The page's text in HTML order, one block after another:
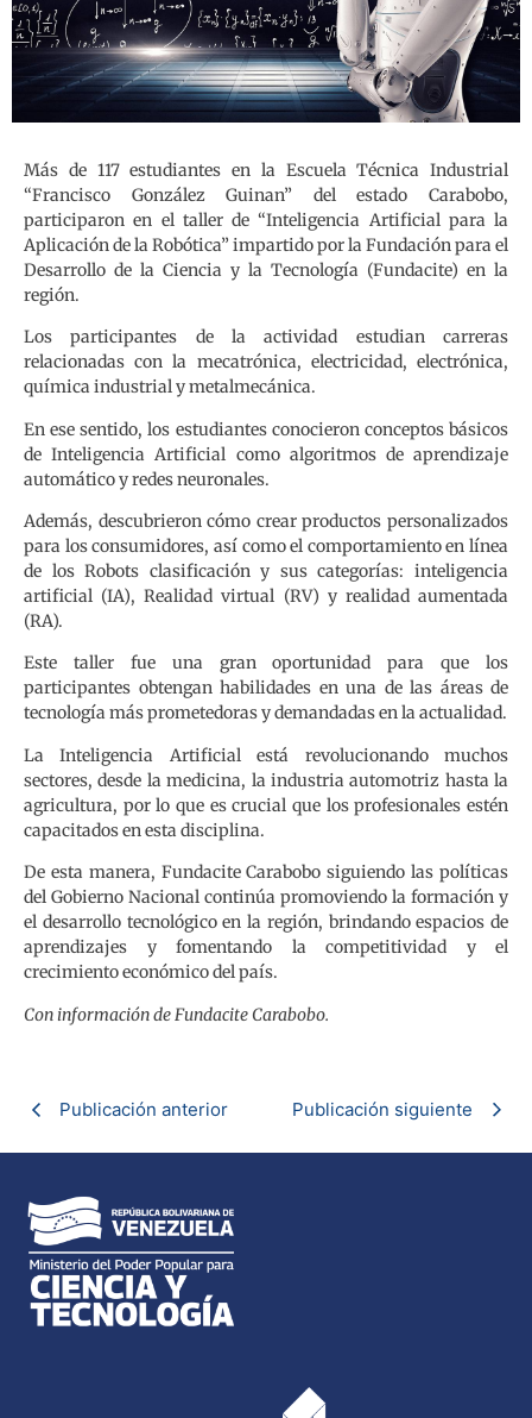
Más de 117 estudiantes en la Escuela Técnica Industrial
“Francisco González Guinan” del estado Carabobo,
participaron en el taller de “Inteligencia Artificial para la
Aplicación de la Robótica” impartido por la Fundación para el
Desarrollo de la Ciencia y la Tecnología (Fundacite) en la
región.
Los participantes de la actividad estudian carreras
relacionadas con la mecatrónica, electricidad, electrónica,
química industrial y metalmecánica.
En ese sentido, los estudiantes conocieron conceptos básicos
de Inteligencia Artificial como algoritmos de aprendizaje
automático y redes neuronales.
Además, descubrieron cómo crear productos personalizados
para los consumidores, así como el comportamiento en línea
de los Robots clasificación y sus categorías: inteligencia
artificial (IA), Realidad virtual (RV) y realidad aumentada
(RA).
Este taller fue una gran oportunidad para que los
participantes obtengan habilidades en una de las áreas de
tecnología más prometedoras y demandadas en la actualidad.
La Inteligencia Artificial está revolucionando muchos
sectores, desde la medicina, la industria automotriz hasta la
agricultura, por lo que es crucial que los profesionales estén
capacitados en esta disciplina.
De esta manera, Fundacite Carabobo siguiendo las políticas
del Gobierno Nacional continúa promoviendo la formación y
el desarrollo tecnológico en la región, brindando espacios de
aprendizajes y fomentando la competitividad y el
crecimiento económico del país.
Con información de Fundacite Carabobo.
Publicación anterior Publicación siguiente